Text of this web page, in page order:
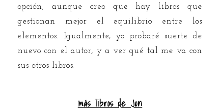
opción, aunque creo que hay libros que
gestionan mejor el equilibrio entre los
elementos. Igualmente, yo probaré suerte de
nuevo con el autor, y a ver qué tal me va con
sus otros libros.
más libros de Jon